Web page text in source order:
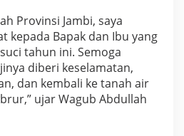
Provinsi Jambi, saya
kepada Bapak dan Ibu yang
tahun ini. Semoga
diberi keselamatan,
dan kembali ke tanah air
ujar Wagub Abdullah